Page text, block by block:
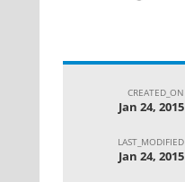
CREATED_ON
Jan 24, 2015
LAST_MODIFIED
Jan 24, 2015